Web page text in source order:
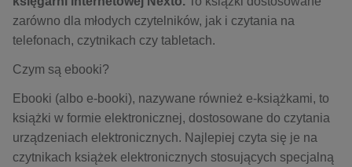
zarówno dla młodych czytelników, jak i czytania na
telefonach, czytnikach czy tabletach.
Czym są ebooki?
Ebooki (albo e-booki), nazywane również e-książkami, to
książki w formie elektronicznej, dostosowane do czytania
urządzeniach elektronicznych. Najlepiej czyta się je na
czytnikach książek elektronicznych stosujących specjalną